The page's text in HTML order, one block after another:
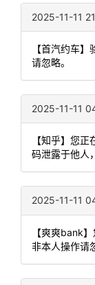
2025-11-11
【首汽约车
请忽略。
2025-11-11
【知乎】您
码泄露于他人
2025-11-11
【爽爽bank
非本人操作请